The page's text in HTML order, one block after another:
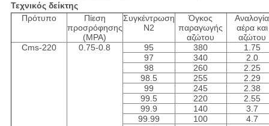
Τεχνικός δείκτης
Πρότυπο
Πίεση
προσρόφησης
(MPA)
Συγκέντρωση
Ν2
Όγκος
παραγωγής
αζώτου
Αναλογία
αέρα και
αζώτου
Cms-220
0.75-0.8 95 380
1.75
97
340
2.0
98
260
2.25
98.5
255
2.29
99
245
2.38
99.5
220
2.55
99.9
140
3.7
99.99
100
4.7